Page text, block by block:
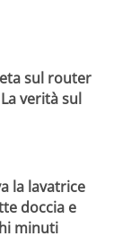
sul router
verità sul
la lavatrice
doccia e
minuti